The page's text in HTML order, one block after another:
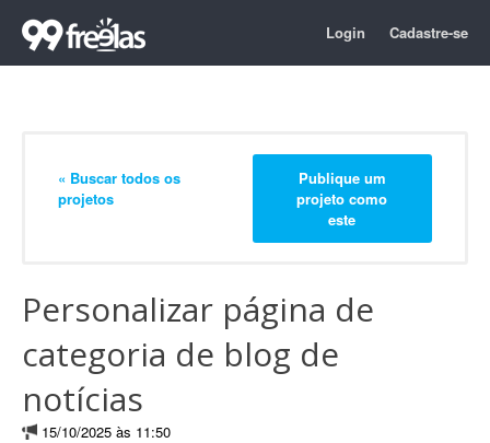
Login Cadastre-se
« Buscar todos os
projetos
Publique um
projeto como
este
Personalizar página de
categoria de blog de
notícias
15/10/2025 às 11:50